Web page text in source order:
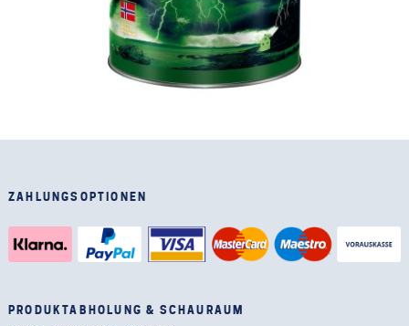
ZAHLUNGSOPTIONEN
PRODUKTABHOLUNG & SCHAURAUM